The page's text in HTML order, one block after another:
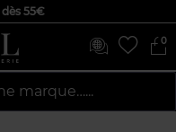
55€
0
marque…...